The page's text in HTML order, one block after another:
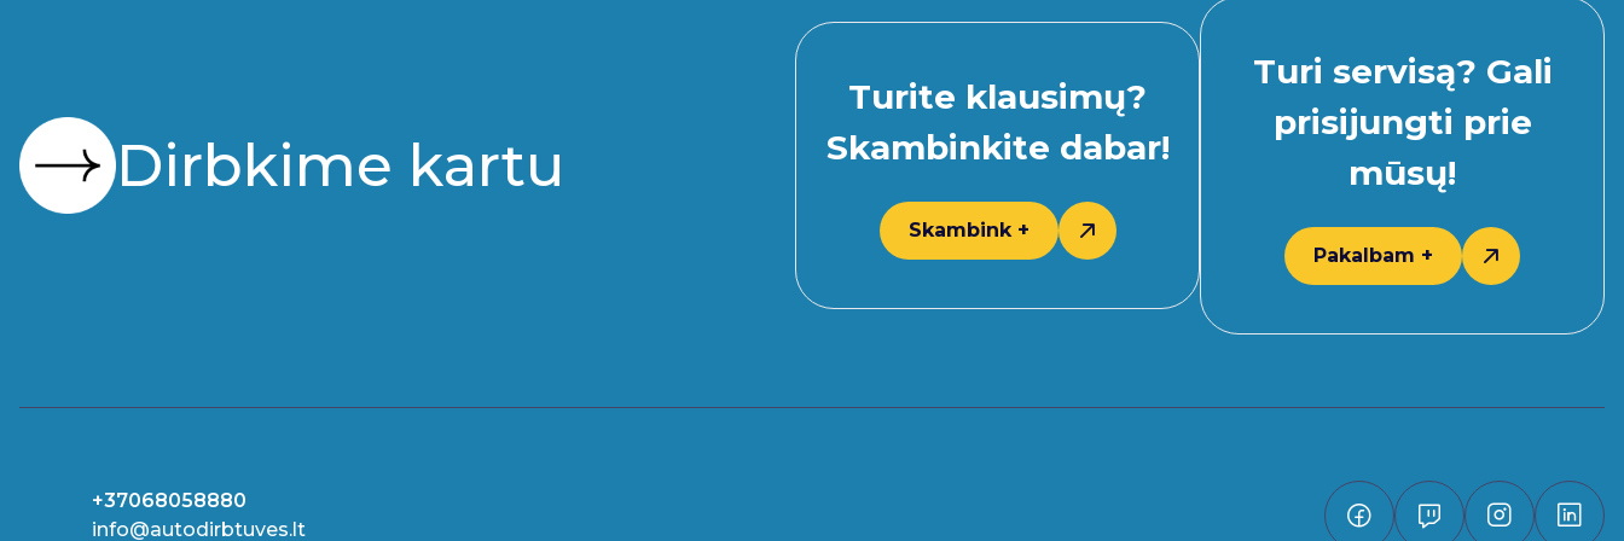
Dirbkime kartu
Turite klausimų?
Skambinkite dabar!
Skambink +
Turi servisą? Gali
prisijungti prie
mūsų!
Pakalbam +
+37068058880
info@autodirbtuves.lt